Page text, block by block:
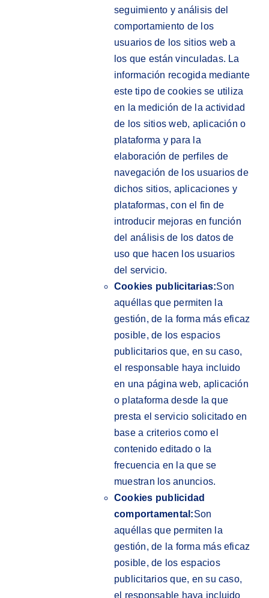
seguimiento y análisis del
comportamiento de los
usuarios de los sitios web a
los que están vinculadas. La
información recogida mediante
este tipo de cookies se utiliza
en la medición de la actividad
de los sitios web, aplicación o
plataforma y para la
elaboración de perfiles de
navegación de los usuarios de
dichos sitios, aplicaciones y
plataformas, con el fin de
introducir mejoras en función
del análisis de los datos de
uso que hacen los usuarios
del servicio.
Cookies publicitarias:Son
aquéllas que permiten la
gestión, de la forma más eficaz
posible, de los espacios
publicitarios que, en su caso,
el responsable haya incluido
en una página web, aplicación
o plataforma desde la que
presta el servicio solicitado en
base a criterios como el
contenido editado o la
frecuencia en la que se
muestran los anuncios.
Cookies publicidad
comportamental:Son
aquéllas que permiten la
gestión, de la forma más eficaz
posible, de los espacios
publicitarios que, en su caso,
el responsable haya incluido